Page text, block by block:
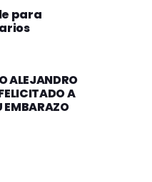
para
ALEJANDRO
A
EMBARAZO